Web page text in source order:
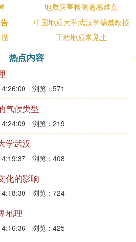
特性等优点。激发时，由瞬发电
最多仅2ms，以雷管线断开作为
可在浅坑、浅井或水中激发。
使得爆炸能量集中下传，人们研
土火箭等各种炸药震源。一般
最佳，长柱状药包的效果差一
震常用震源，有锤击、夯锤击
除需要有地震仪、检波器和震源
器和地震仪之间信号传输的多心
的爆炸机和供仪器用的电源
电源为12V直流电源);用于定点
地质灾害检测遥感难点
中国地质大学武汉李德威教授
工程地质常见土
热点内容
浏览：571
气候类型
浏览：219
学武汉
浏览：408
化的影响
浏览：724
地理
浏览：425